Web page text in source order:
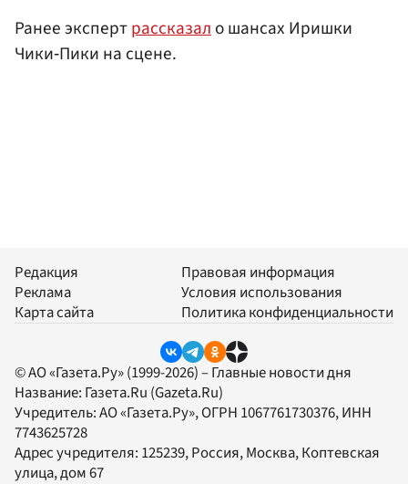
Ранее экспертрассказало шансах Иришки
Чики‑Пики на сцене.
Редакция
Реклама
Карта сайта
Правовая информация
Условия использования
Политика конфиденциальности
© АО «Газета.Ру» (1999-2026) – Главные новости дня
Название: Газета.Ru (Gazeta.Ru)
Учредитель:АО «Газета.Ру», ОГРН 1067761730376, ИНН
7743625728
Адрес учредителя: 125239, Россия, Москва, Коптевская
улица, дом 67